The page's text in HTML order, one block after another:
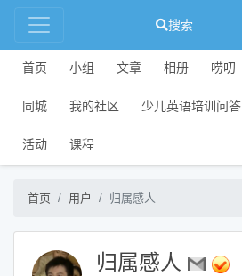
搜索
首页 小组 文章 相册 唠叨
同城 我的社区 少儿英语培训问答
活动 课程
首页 用户 归属感人
归属感人